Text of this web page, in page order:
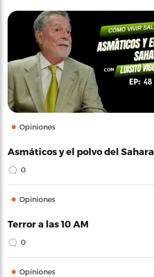
Opiniones
Asmáticos y el polvo del Sahara
0
Opiniones
Terror a las 10 AM
0
Opiniones